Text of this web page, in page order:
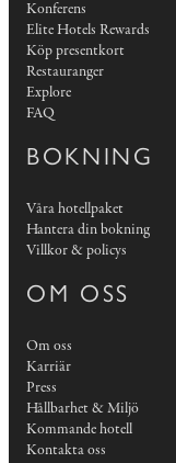
Konferens
Elite Hotels Rewards
Köp presentkort
Restauranger
Explore
FAQ
BOKNING
Våra hotellpaket
Hantera din bokning
Villkor & policys
OM OSS
Om oss
Karriär
Press
Hållbarhet & Miljö
Kommande hotell
Kontakta oss